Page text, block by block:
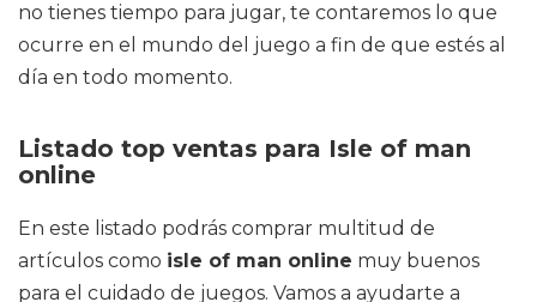
no tienes tiempo para jugar, te contaremos lo que
ocurre en el mundo del juego a fin de que estés al
día en todo momento.
Listado top ventas para Isle of man
online
En este listado podrás comprar multitud de
artículos como isle of man online muy buenos
para el cuidado de juegos. Vamos a ayudarte a